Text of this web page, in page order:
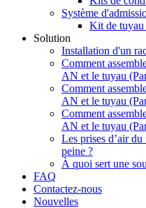
Système
Kit de tuyau
Solution
Installation d'un
Comment
AN et le tuyau
Comment
AN et le tuyau
Comment
AN et le tuyau
Les prises d’air
peine ?
À quoi sert une
FAQ
Contactez-nous
Nouvelles